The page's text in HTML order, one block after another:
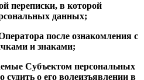
переписки, в которой
данных;
после ознакомления с
и знаками;
Субъектом персональных
о его волеизъявлении в